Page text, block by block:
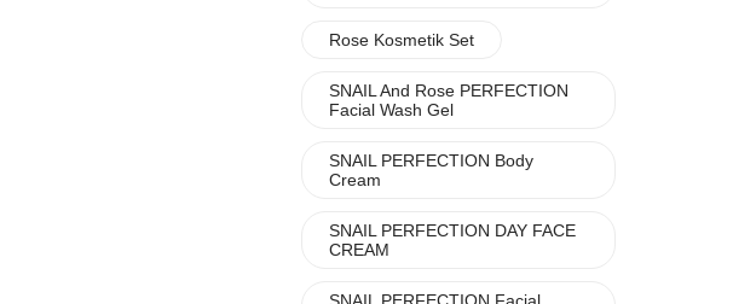
Rose Kosmetik Set
SNAIL And Rose PERFECTION
Facial Wash Gel
SNAIL PERFECTION Body
Cream
SNAIL PERFECTION DAY FACE
CREAM